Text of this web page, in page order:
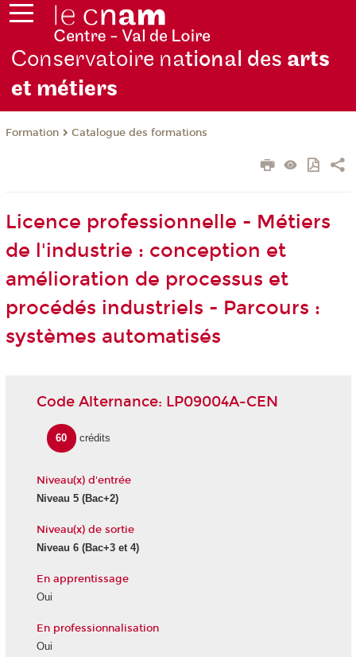
Conservatoire national des arts
et métiers
Formation Catalogue des formations
Licence professionnelle - Métiers
de l'industrie : conception et
amélioration de processus et
procédés industriels - Parcours :
systèmes automatisés
Code Alternance: LP09004A-CEN
60 crédits
Niveau(x) d'entrée
Niveau 5 (Bac+2)
Niveau(x) de sortie
Niveau 6 (Bac+3 et 4)
En apprentissage
Oui
En professionnalisation
Oui